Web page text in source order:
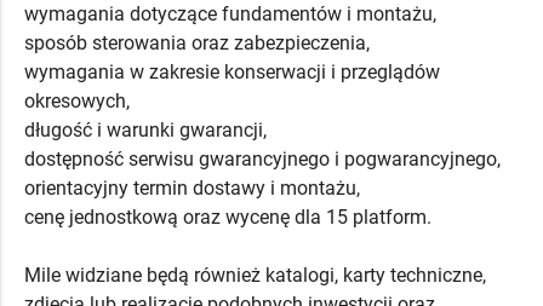
wymagania dotyczące fundamentów i montażu,
sposób sterowania oraz zabezpieczenia,
wymagania w zakresie konserwacji i przeglądów
okresowych,
długość i warunki gwarancji,
dostępność serwisu gwarancyjnego i pogwarancyjnego,
orientacyjny termin dostawy i montażu,
cenę jednostkową oraz wycenę dla 15 platform.
Mile widziane będą również katalogi, karty techniczne,